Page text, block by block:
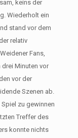
keins der
Wiederholt ein
stand vor dem
relativ
Fans,
Minuten vor
vor der
Szenen ab.
zu gewinnen
Treffer des
konnte nichts